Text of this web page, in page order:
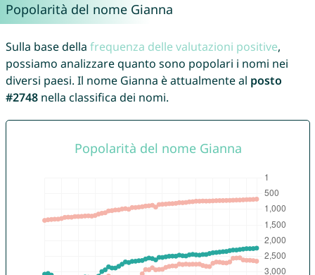
Popolarità del nome Gianna
Sulla base della frequenza delle valutazioni positive,
possiamo analizzare quanto sono popolari i nomi nei
diversi paesi. Il nome Gianna è attualmente al posto
#2748nella classifica dei nomi.